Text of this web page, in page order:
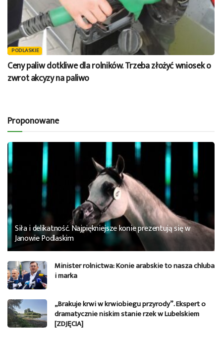
PODLASKIE
Ceny paliw dotkliwe dla rolników. Trzeba złożyć wniosek o
zwrot akcyzy na paliwo
Proponowane
Siła i delikatność. Najpiękniejsze konie prezentują się w
Janowie Podlaskim
Minister rolnictwa: Konie arabskie to nasza chluba
i marka
„Brakuje krwi w krwiobiegu przyrody”. Ekspert o
dramatycznie niskim stanie rzek w Lubelskiem
[ZDJĘCIA]